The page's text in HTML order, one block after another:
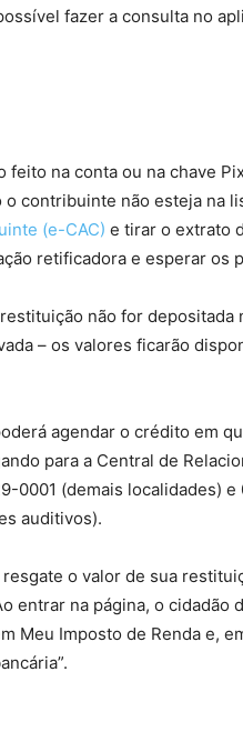
fazer a consulta no
feito na conta ou na chave
o contribuinte não esteja na
(e-CAC) e tirar o extrato
retificadora e esperar os
não for depositada
– os valores ficarão
agendar o crédito em
para a Central de
0001 (demais localidades)
auditivos).
o valor de sua
entrar na página, o cidadão
Meu Imposto de Renda e,